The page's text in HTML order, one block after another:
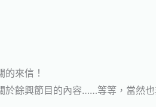
來信！
餘興節目的內容……等等，當然